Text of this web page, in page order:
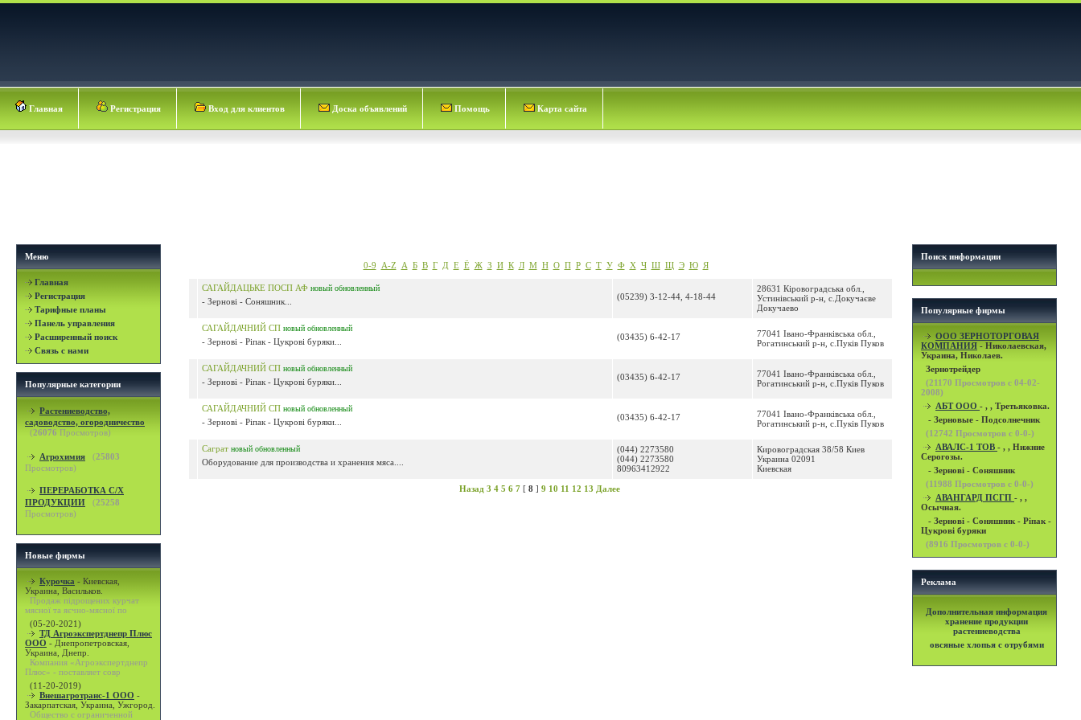
Главная Регистрация Вход для клиентов Доска объявлений Помощь Карта сайта
Меню
Главная
Регистрация
Тарифные планы
Панель управления
Расширенный поиск
Связь с нами
Популярные категории
Растениеводство,
садоводство, огородничество
(26076 Просмотров)
Агрохимия (25803
Просмотров)
ПЕРЕРАБОТКА С/Х
ПРОДУКЦИИ
(25258
Просмотров)
Новые фирмы
Курочка - Киевская,
Украина, Васильков.
Продаж підрощених курчат
мясної та яєчно-мясної по
(05-20-2021)
ТД Агроэкспертднепр Плюс
ООО - Днепропетровская,
Украина, Днепр.
Компания «Агроэкспертднепр
Плюс» - поставляет совр
(11-20-2019)
Внешагротранс-1 ООО -
Закарпатская, Украина, Ужгород.
Общество с ограниченной
0-9 A-Z А Б В Г Д Е Ё Ж З И К Л М Н О П Р С Т У Ф Х Ч Ш Щ Э Ю Я
САГАЙДАЦЬКЕ ПОСП АФ новый обновленный
- Зернові - Соняшник... (05239) 3-12-44, 4-18-44
28631 Кіровоградська обл.,
Устинівський р-н, с.Докучаєве
Докучаево
САГАЙДАЧНИЙ СП новый обновленный
- Зернові - Ріпак - Цукрові буряки... (03435) 6-42-17
77041 Івано-Франківська обл.,
Рогатинський р-н, с.Пуків Пуков
САГАЙДАЧНИЙ СП новый обновленный
- Зернові - Ріпак - Цукрові буряки... (03435) 6-42-17
77041 Івано-Франківська обл.,
Рогатинський р-н, с.Пуків Пуков
САГАЙДАЧНИЙ СП новый обновленный
- Зернові - Ріпак - Цукрові буряки... (03435) 6-42-17
77041 Івано-Франківська обл.,
Рогатинський р-н, с.Пуків Пуков
Саграт новый обновленный
Оборудование для производства и хранения мяса....
(044) 2273580
(044) 2273580
80963412922
Кировоградская 38/58 Киев
Украина 02091
Киевская
Назад 3 4 5 6 7[ 8 ] 9 10 11 12 13 Далее
Поиск информации
Популярные фирмы
OOO ЗЕРНОТОРГОВАЯ
КОМПАНИЯ - Николаевская,
Украина, Николаев.
Зернотрейдер
(21170 Просмотров с 04-02-
2008)
АБТ ООО - , , Третьяковка.
- Зерновые - Подсолнечник
(12742 Просмотров с 0-0-)
АВАЛС-1 ТОВ - , , Нижние
Серогозы.
- Зернові - Соняшник
(11988 Просмотров с 0-0-)
АВАНГАРД ПСГП - , ,
Осычная.
- Зернові - Соняшник - Ріпак -
Цукрові буряки
(8916 Просмотров с 0-0-)
Реклама
Дополнительная информация
хранение продукции
растениеводства
овсяные хлопья с отрубями